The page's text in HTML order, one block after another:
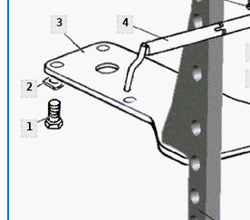
1
2
3 4